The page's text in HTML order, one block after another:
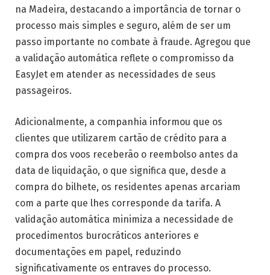
na Madeira, destacando a importância de tornar o
processo mais simples e seguro, além de ser um
passo importante no combate à fraude. Agregou que
a validação automática reflete o compromisso da
EasyJet em atender as necessidades de seus
passageiros.
Adicionalmente, a companhia informou que os
clientes que utilizarem cartão de crédito para a
compra dos voos receberão o reembolso antes da
data de liquidação, o que significa que, desde a
compra do bilhete, os residentes apenas arcariam
com a parte que lhes corresponde da tarifa. A
validação automática minimiza a necessidade de
procedimentos burocráticos anteriores e
documentações em papel, reduzindo
significativamente os entraves do processo.